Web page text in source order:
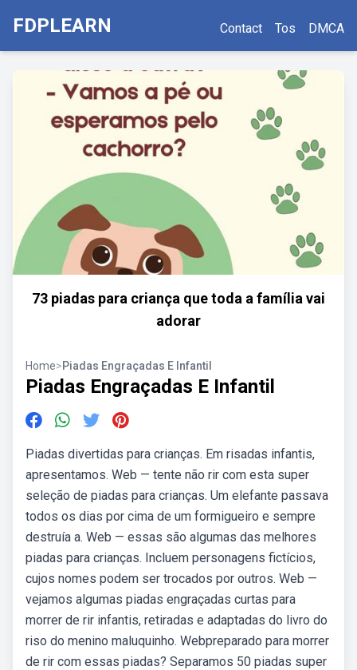
FDPLEARN Contact Tos DMCA
73 piadas para criança que toda a família vai
adorar
Home>Piadas Engraçadas E Infantil
Piadas Engraçadas E Infantil
Piadas divertidas para crianças. Em risadas infantis,
apresentamos. Web — tente não rir com esta super
seleção de piadas para crianças. Um elefante passava
todos os dias por cima de um formigueiro e sempre
destruía a. Web — essas são algumas das melhores
piadas para crianças. Incluem personagens fictícios,
cujos nomes podem ser trocados por outros. Web —
vejamos algumas piadas engraçadas curtas para
morrer de rir infantis, retiradas e adaptadas do livro do
riso do menino maluquinho. Webpreparado para morrer
de rir com essas piadas? Separamos 50 piadas super